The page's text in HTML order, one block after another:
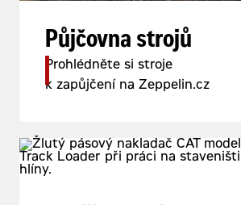
Půjčovna strojů
Prohlédněte si stroje
k zapůjčení na Zeppelin.cz